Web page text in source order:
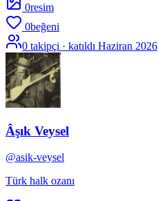
0resim
0beğeni
0 takipçi · katıldı Haziran 2026
Âşık Veysel
@asik-veysel
Türk halk ozanı